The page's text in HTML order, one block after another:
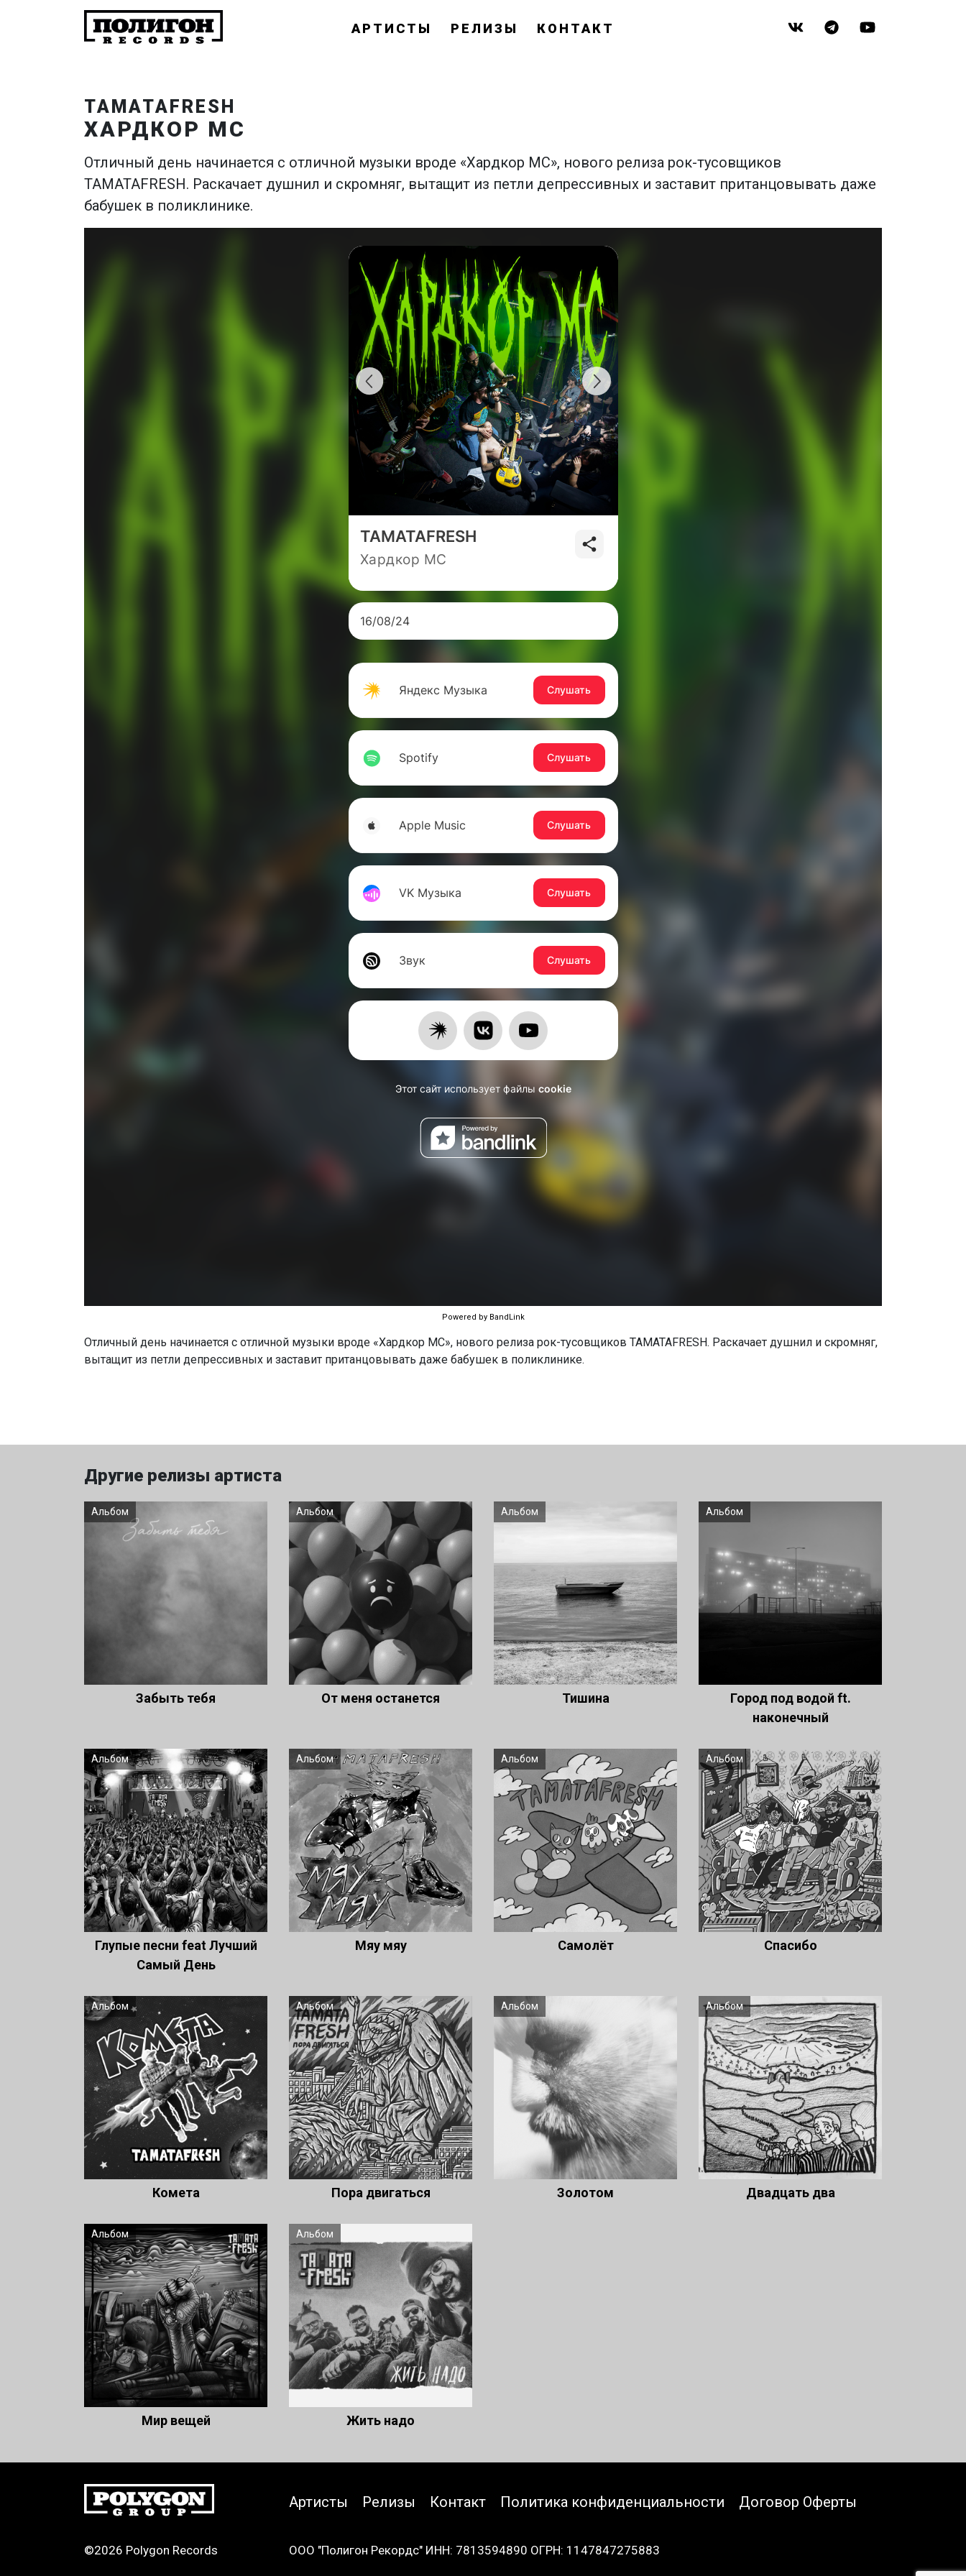
АРТИСТЫ РЕЛИЗЫ КОНТАКТ
TAMATAFRESH
ХАРДКОР МС
Отличный день начинается с отличной музыки вроде «Хардкор МС», нового релиза рок-тусовщиков
TAMATAFRESH. Раскачает душнил и скромняг, вытащит из петли депрессивных и заставит пританцовывать даже
бабушек в поликлинике.
Powered by BandLink
Отличный день начинается с отличной музыки вроде «Хардкор МС», нового релиза рок-тусовщиков TAMATAFRESH. Раскачает душнил и скромняг,
вытащит из петли депрессивных и заставит пританцовывать даже бабушек в поликлинике.
Другие релизы артиста
Альбом
Забыть тебя
Альбом
От меня останется
Альбом
Тишина
Альбом
Город под водой ft.
наконечный
Альбом
Глупые песни feat Лучший
Самый День
Альбом
Мяу мяу
Альбом
Самолёт
Альбом
Спасибо
Альбом
Комета
Альбом
Пора двигаться
Альбом
Золотом
Альбом
Двадцать два
Альбом
Мир вещей
Альбом
Жить надо
©2026 Polygon Records
Артисты Релизы Контакт Политика конфиденциальности Договор Оферты
ООО "Полигон Рекордс" ИНН: 7813594890 ОГРН: 1147847275883